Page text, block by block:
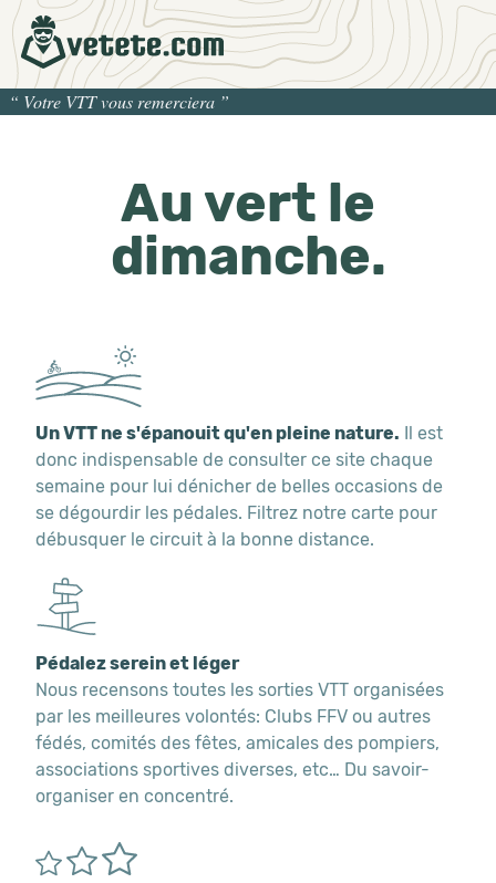
“ Votre VTT vous remerciera ”
Au vert le
dimanche.
Un VTT ne s'épanouit qu'en pleine nature. Il est
donc indispensable de consulter ce site chaque
semaine pour lui dénicher de belles occasions de
se dégourdir les pédales. Filtrez notre carte pour
débusquer le circuit à la bonne distance.
Pédalez serein et léger
Nous recensons toutes les sorties VTT organisées
par les meilleures volontés: Clubs FFV ou autres
fédés, comités des fêtes, amicales des pompiers,
associations sportives diverses, etc… Du savoir-
organiser en concentré.